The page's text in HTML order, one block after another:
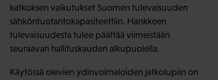
katkoksen vaikutukset Suomen tulevaisuuden
sähköntuotantokapasiteettiin. Hankkeen
tulevaisuudesta tulee päättää viimeistään
seuraavan hallituskauden alkupuolella.
Käytössä olevien ydinvoimaloiden jatkolupiin on